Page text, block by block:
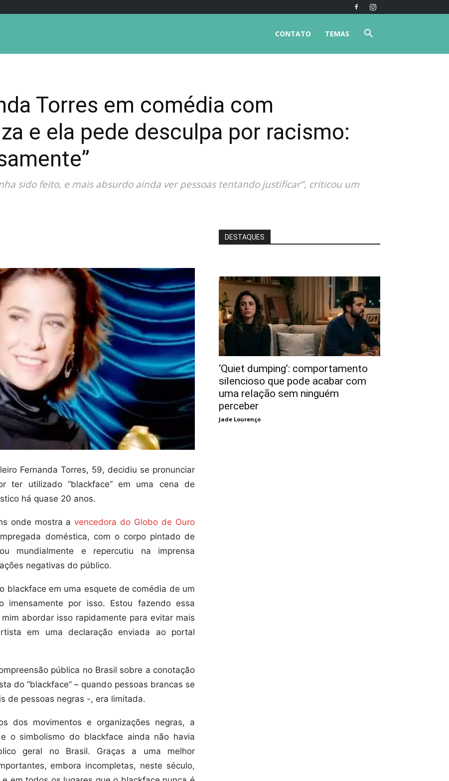
TEMAS
CONTATO
Torres em comédia com
e ela pede desculpa por racismo:
sido feito, e mais absurdo ainda ver pessoas tentando justificar”, criticou um
Fernanda Torres, 59, decidiu se pronunciar
ter utilizado “blackface” em uma cena de
há quase 20 anos.
onde mostra avencedora do Globo de Ouro
doméstica, com o corpo pintado de
mundialmente e repercutiu na imprensa
negativas do público.
blackface em uma esquete de comédia de um
imensamente por isso. Estou fazendo essa
abordar isso rapidamente para evitar mais
em uma declaração enviada ao portal
pública no Brasil sobre a conotação
do “blackface” – quando pessoas brancas se
de pessoas negras -, era limitada.
dos movimentos e organizações negras, a
o simbolismo do blackface ainda não havia
geral no Brasil. Graças a uma melhor
embora incompletas, neste século,
DESTAQUES
‘Quiet dumping’: comportamento
silencioso que pode acabar com
uma relação sem ninguém
perceber
Jade Lourenço